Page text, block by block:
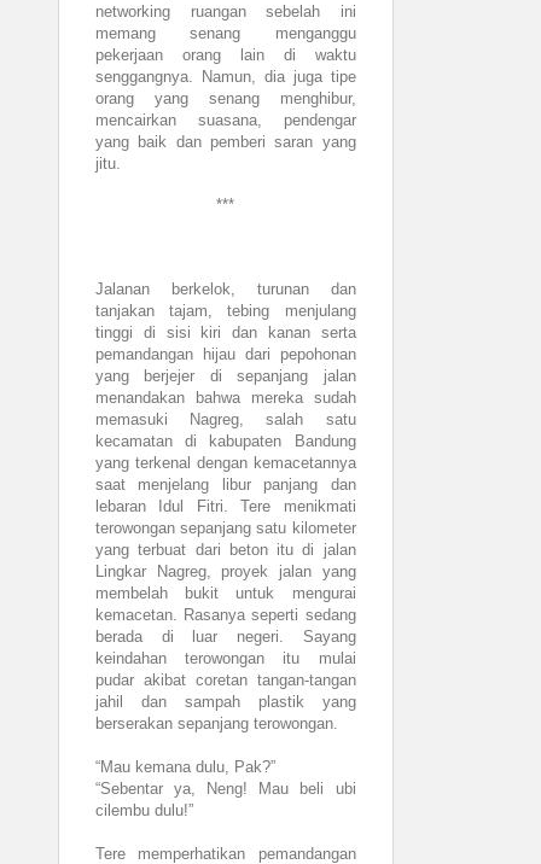
networking ruangan sebelah ini
memang senang menganggu
pekerjaan orang lain di waktu
senggangnya. Namun, dia juga tipe
orang yang senang menghibur,
mencairkan suasana, pendengar
yang baik dan pemberi saran yang
jitu.
***
Jalanan berkelok, turunan dan
tanjakan tajam, tebing menjulang
tinggi di sisi kiri dan kanan serta
pemandangan hijau dari pepohonan
yang berjejer di sepanjang jalan
menandakan bahwa mereka sudah
memasuki Nagreg, salah satu
kecamatan di kabupaten Bandung
yang terkenal dengan kemacetannya
saat menjelang libur panjang dan
lebaran Idul Fitri. Tere menikmati
terowongan sepanjang satu kilometer
yang terbuat dari beton itu di jalan
Lingkar Nagreg, proyek jalan yang
membelah bukit untuk mengurai
kemacetan. Rasanya seperti sedang
berada di luar negeri. Sayang
keindahan terowongan itu mulai
pudar akibat coretan tangan-tangan
jahil dan sampah plastik yang
berserakan sepanjang terowongan.
“Mau kemana dulu, Pak?”
“Sebentar ya, Neng! Mau beli ubi
cilembu dulu!”
Tere memperhatikan pemandangan